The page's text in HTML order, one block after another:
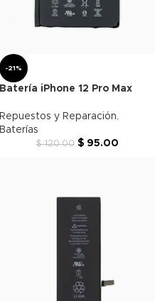
-21%
Batería iPhone 12 Pro Max
Repuestos y Reparación,
Baterías
$120.00 $95.00